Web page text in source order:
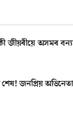
জীয়ৰীয়ে অসমৰ
জনপ্ৰিয়